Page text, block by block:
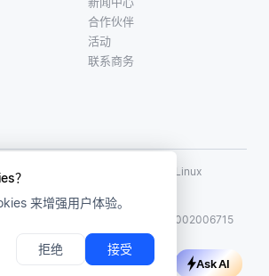
？
来增强用户体验。
拒绝 接受
合作伙伴
活动
联系商务
Milvus，以及相关的开源项目名称为 Linux
睿信息科技有限公司保留所有权利
沪公网安备31011002006715
Ask AI